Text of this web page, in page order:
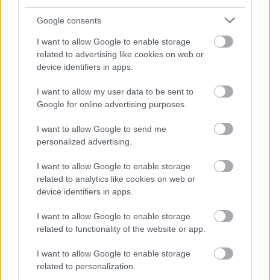
Google consents
I want to allow Google to enable storage
related to advertising like cookies on web or
device identifiers in apps.
I want to allow my user data to be sent to
Google for online advertising purposes.
I want to allow Google to send me
personalized advertising.
I want to allow Google to enable storage
related to analytics like cookies on web or
device identifiers in apps.
I want to allow Google to enable storage
related to functionality of the website or app.
I want to allow Google to enable storage
related to personalization.
Legyen magányos harcos, akinek hat
anyja van
Tékás Lacika•2012. augusztus 25.
Van baloldal. Van jobboldal. Baum kolléga, fent és
lentes szerzőtársam, írt egy posztot „Gondolkodjon
amelyben rendkívül népszerű párt-ellenes húrokat
pengetett. A Baum által bemutatott gondolatmenet
A szexi liberális meg a krumpliszagú
napon tamas•2012. február 06.
A Szimplásodástól a tömbrehabilitációig tartó
útnak nincsen kritikája, mert nincsen baloldal.